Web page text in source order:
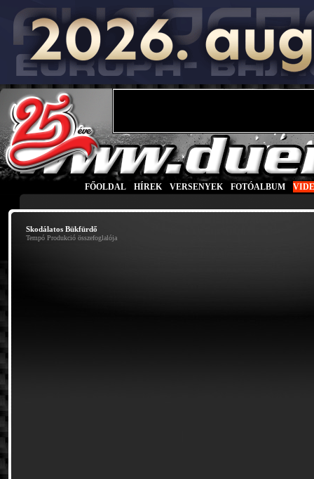
FŐOLDAL HÍREK VERSENYEK FOTÓALBUM
Skodálatos Bükfürdő
Tempó Produkció összefoglalója